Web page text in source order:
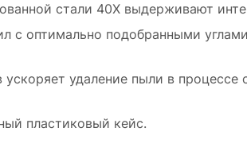
стали 40Х выдерживают
оптимально подобранными
удаление пыли в процессе
пластиковый кейс.